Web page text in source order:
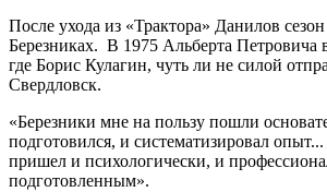
После ухода из «Трактора» Данилов сезон
Березниках. В 1975 Альберта Петровича
где Борис Кулагин, чуть ли не силой
Свердловск.
«Березники мне на пользу пошли
подготовился, и систематизировал
пришел и психологически, и
подготовленным».